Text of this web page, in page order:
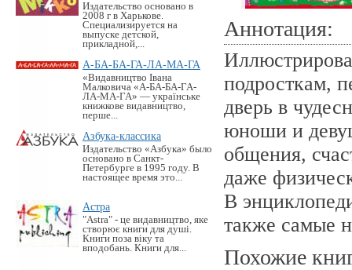
Издательство основано в
2008 г в Харькове.
Специализируется на
выпуске детской,
прикладной,...
А-БА-БА-ГА-ЛА-МА-ГА
«Видавництво Івана
Малковича «А-БА-БА-ГА-
ЛА-МА-ГА» — українське
книжкове видавництво,
перше...
Азбука-классика
Издательство «Азбука» было
основано в Санкт-
Петербурге в 1995 году. В
настоящее время это...
Астра
"Astra" - це видавництво, яке
створює книги для душі.
Книги поза віку та
вподобань. Книги для...
Аннотация:
подросткам,
дверь в
юноши и
общения,
даже
В
также самые
Похожие